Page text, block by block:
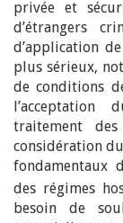
privée et
d’étrangers
d’application
plus sérieux,
de conditions
l’acceptation
traitement
considération
fondamentaux
des régimes
besoin de